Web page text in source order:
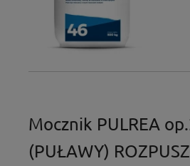
Mocznik PULREA
(PUŁAWY)